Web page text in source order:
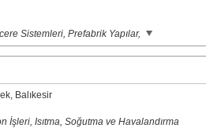
Sistemleri, Prefabrik Yapılar,
Balıkesir
İşleri, Isıtma, Soğutma ve Havalandırma